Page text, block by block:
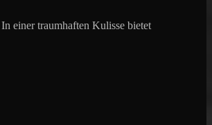
einer traumhaften Kulisse bietet